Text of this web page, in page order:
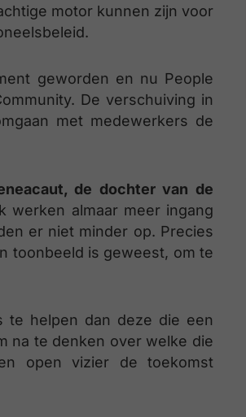
motor kunnen zijn voor
geworden en nu People
De verschuiving in
met medewerkers de
de dochter van de
werken almaar meer ingang
er niet minder op. Precies
toonbeeld is geweest, om te
te helpen dan deze die een
na te denken over welke die
open vizier de toekomst